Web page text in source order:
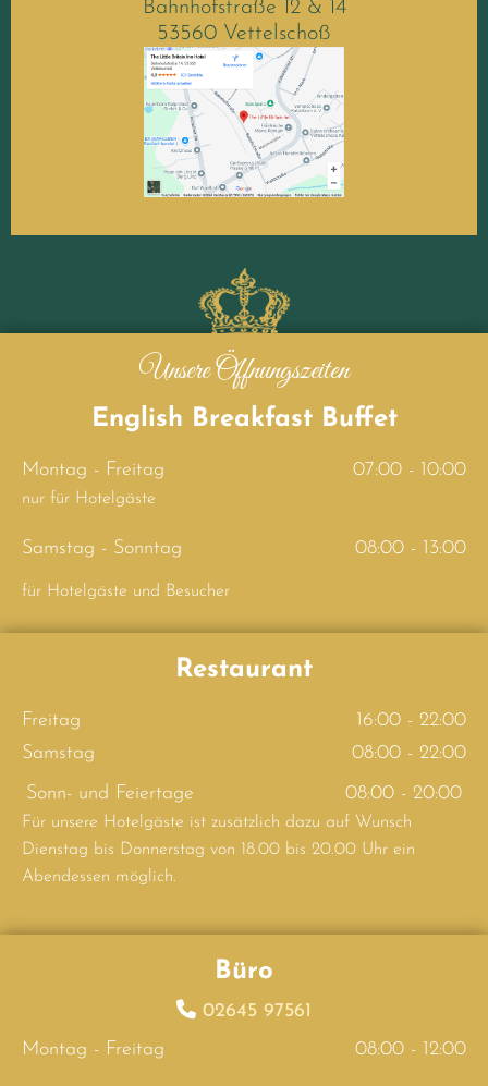
Bahnhofstraße 12 & 14
53560 Vettelschoß
Unsere Öffnungszeiten
English Breakfast Buffet
Montag - Freitag 07:00 - 10:00
nur für Hotelgäste
Samstag - Sonntag 08:00 - 13:00
für Hotelgäste und Besucher
Restaurant
Freitag
16:00 - 22:00
Samstag
08:00 - 22:00
Sonn- und Feiertage
08:00 - 20:00
Für unsere Hotelgäste ist zusätzlich dazu auf Wunsch
Dienstag bis Donnerstag von 18.00 bis 20.00 Uhr ein
Abendessen möglich.
Büro
 02645 97561
Montag - Freitag
08:00 - 12:00